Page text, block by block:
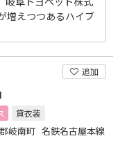
増えつつあるハイブ
追加
貸衣装
岐南町 名鉄名古屋本線